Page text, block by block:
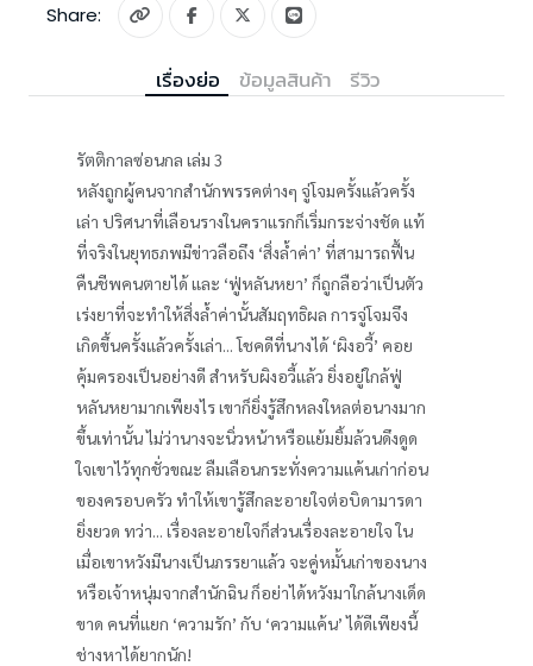
Share:
เรื่องย่อ ข้อมูลสินค้า รีวิว
รัตติกาลซ่อนกล เล่ม 3
หลังถูกผู้คนจากสำนักพรรคต่างๆ จู่โจมครั้งแล้วครั้ง
เล่า ปริศนาที่เลือนรางในคราแรกก็เริ่มกระจ่างชัด แท้
ที่จริงในยุทธภพมีข่าวลือถึง ‘สิ่งล้ำค่า’ ที่สามารถฟื้น
คืนชีพคนตายได้ และ ‘ฟู่หลันหยา’ ก็ถูกลือว่าเป็นตัว
เร่งยาที่จะทำให้สิ่งล้ำค่านั้นสัมฤทธิผล การจู่โจมจึง
เกิดขึ้นครั้งแล้วครั้งเล่า... โชคดีที่นางได้ ‘ผิงอวี้’ คอย
คุ้มครองเป็นอย่างดี สำหรับผิงอวี้แล้ว ยิ่งอยู่ใกล้ฟู่
หลันหยามากเพียงไร เขาก็ยิ่งรู้สึกหลงใหลต่อนางมาก
ขึ้นเท่านั้น ไม่ว่านางจะนิ่วหน้าหรือแย้มยิ้มล้วนดึงดูด
ใจเขาไว้ทุกชั่วขณะ ลืมเลือนกระทั่งความแค้นเก่าก่อน
ของครอบครัว ทำให้เขารู้สึกละอายใจต่อบิดามารดา
ยิ่งยวด ทว่า... เรื่องละอายใจก็ส่วนเรื่องละอายใจ ใน
เมื่อเขาหวังมีนางเป็นภรรยาแล้ว จะคู่หมั้นเก่าของนาง
หรือเจ้าหนุ่มจากสำนักฉิน ก็อย่าได้หวังมาใกล้นางเด็ด
ขาด คนที่แยก ‘ความรัก’ กับ ‘ความแค้น’ ได้ดีเพียงนี้
ช่างหาได้ยากนัก!